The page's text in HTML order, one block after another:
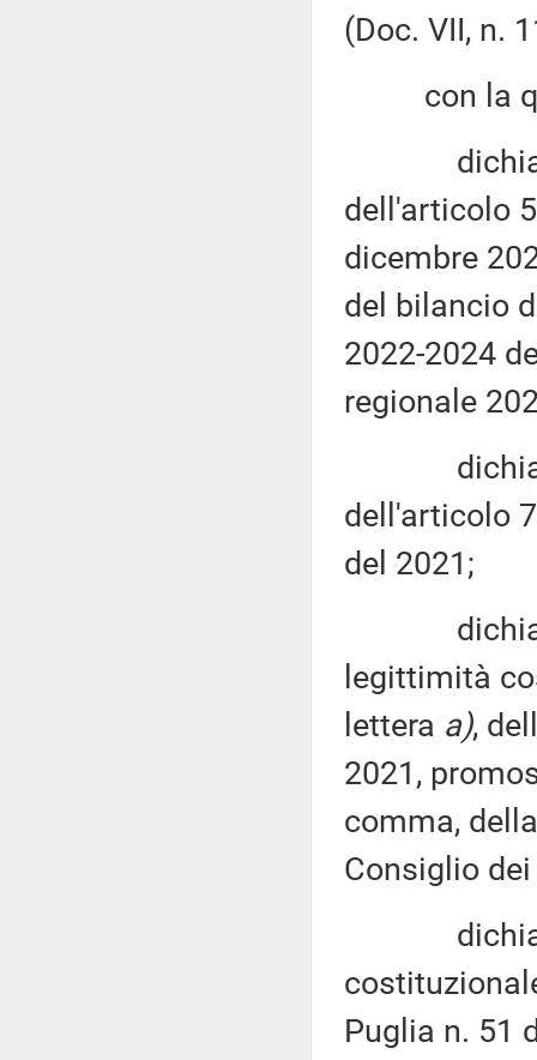
(Doc. VII, n.
con la
dichiara
dell'articolo
dicembre
del bilancio
2022-2024
regionale
dichiara
dell'articolo
del 2021;
dichiara
legittimità
lettera a),
2021,
comma,
Consiglio
dichiara
Puglia n. 51